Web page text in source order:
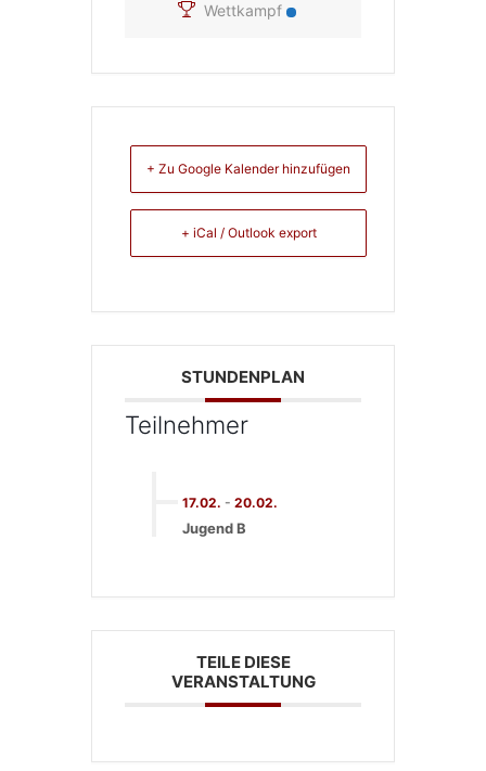
Wettkampf
+ Zu Google Kalender hinzufügen
+ iCal / Outlook export
STUNDENPLAN
Teilnehmer
17.02. - 20.02.
Jugend B
TEILE DIESE
VERANSTALTUNG